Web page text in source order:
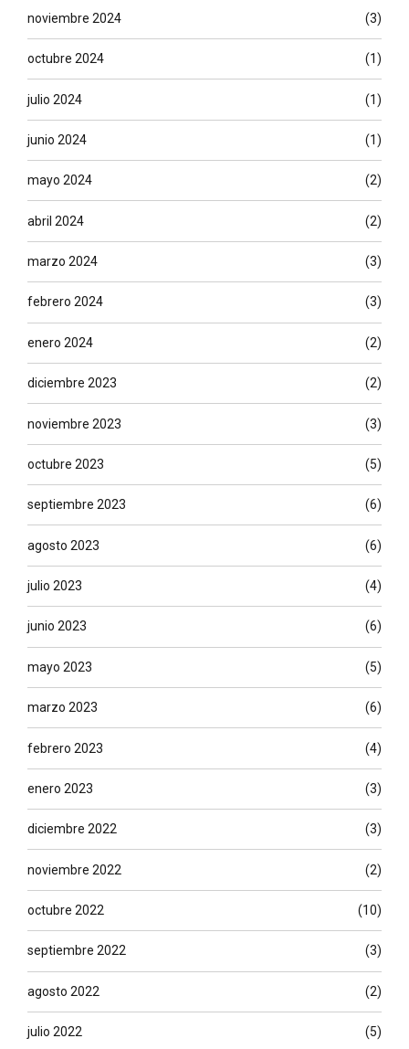
noviembre 2024 (3)
octubre 2024 (1)
julio 2024 (1)
junio 2024 (1)
mayo 2024 (2)
abril 2024 (2)
marzo 2024 (3)
febrero 2024 (3)
enero 2024 (2)
diciembre 2023 (2)
noviembre 2023 (3)
octubre 2023 (5)
septiembre 2023 (6)
agosto 2023 (6)
julio 2023 (4)
junio 2023 (6)
mayo 2023 (5)
marzo 2023 (6)
febrero 2023 (4)
enero 2023 (3)
diciembre 2022 (3)
noviembre 2022 (2)
octubre 2022 (10)
septiembre 2022 (3)
agosto 2022 (2)
julio 2022 (5)